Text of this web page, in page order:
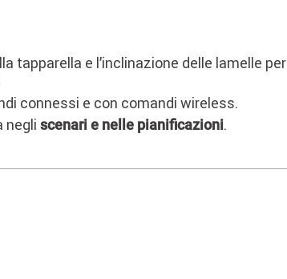
tapparella e l’inclinazione delle lamelle per
connessi e con comandi wireless.
negli scenari e nelle pianificazioni.